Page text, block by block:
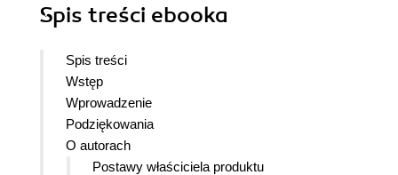
Spis treści ebooka
Spis treści
Wstęp
Wprowadzenie
Podziękowania
O autorach
Postawy właściciela produktu